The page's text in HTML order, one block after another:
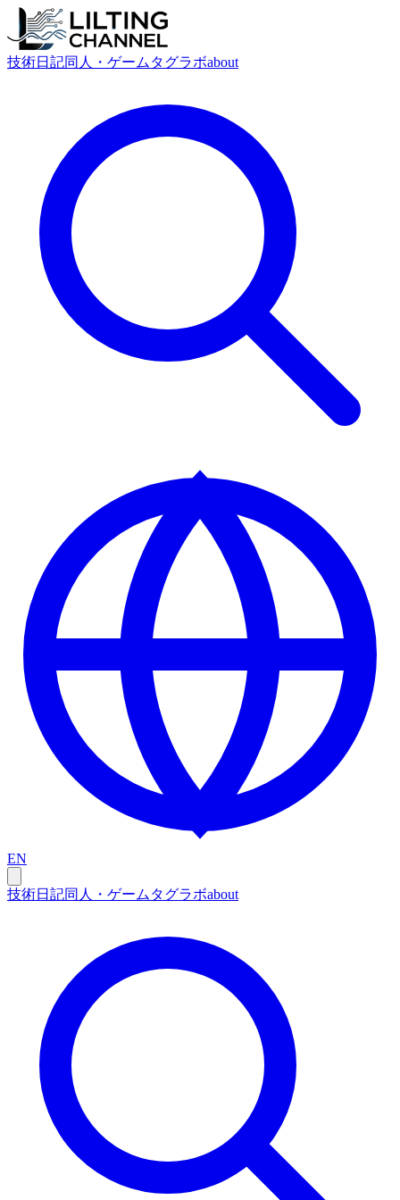
技術日記同人・ゲーム タグラボabout
EN
技術日記同人・ゲーム タグラボabout